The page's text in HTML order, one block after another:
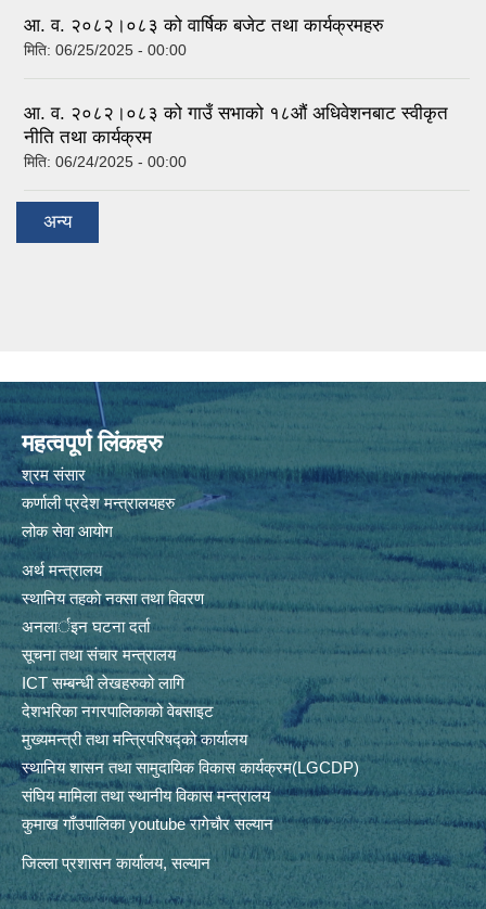
आ. व. २०८२।०८३ को वार्षिक बजेट तथा कार्यक्रमहरु
मिति: 06/25/2025 - 00:00
आ. व. २०८२।०८३ को गाउँ सभाको १८औं अधिवेशनबाट स्वीकृत
नीति तथा कार्यक्रम
मिति: 06/24/2025 - 00:00
अन्य
महत्वपूर्ण लिंकहरु
श्रम संसार
कर्णाली प्रदेश मन्त्रालयहरु
लोक सेवा आयोग
अर्थ मन्त्रालय
स्थानिय तहकाे नक्सा तथा विवरण
अनलार्इन घटना दर्ता
सूचना तथा संचार मन्त्रालय
ICT सम्बन्धी लेखहरुको लागि
देशभरिका नगरपालिकाको वेबसाइट
मुख्यमन्त्री तथा मन्त्रिपरिषद्को कार्यालय
स्थानिय शासन तथा सामुदायिक विकास कार्यक्रम(LGCDP)
संघिय मामिला तथा स्थानीय विकास मन्त्रालय
कुमाख गाँउपालिका youtube रागेचाैर सल्यान
जिल्ला प्रशासन कार्यालय, सल्यान